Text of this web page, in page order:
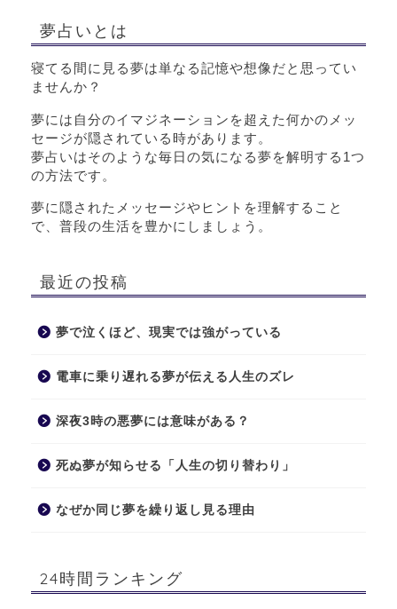
夢占いとは
寝てる間に見る夢は単なる記憶や想像だと思ってい
ませんか？
夢には自分のイマジネーションを超えた何かのメッ
セージが隠されている時があります。
夢占いはそのような毎日の気になる夢を解明する1つ
の方法です。
夢に隠されたメッセージやヒントを理解すること
で、普段の生活を豊かにしましょう。
最近の投稿
夢で泣くほど、現実では強がっている
電車に乗り遅れる夢が伝える人生のズレ
深夜3時の悪夢には意味がある？
死ぬ夢が知らせる「人生の切り替わり」
なぜか同じ夢を繰り返し見る理由
24時間ランキング